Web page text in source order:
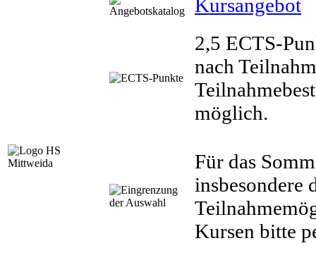
Kursangebot
2,5 ECTS-
nach
möglich.
Für das
insbesondere
Kursen bitte